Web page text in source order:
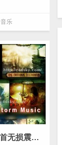
音乐
哥特风暴01-36音乐合集1650首无损震撼大气电影预告片配乐Gothic Storm Music，支持免费更新